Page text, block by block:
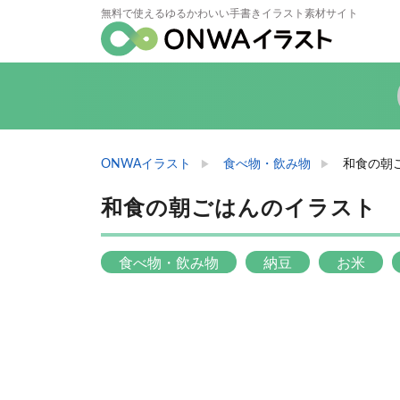
無料で使えるゆるかわいい手書きイラスト素材サイト
ONWAイラスト 食べ物・飲み物 和食の朝
和食の朝ごはんのイラスト
食べ物・飲み物 納豆 お米